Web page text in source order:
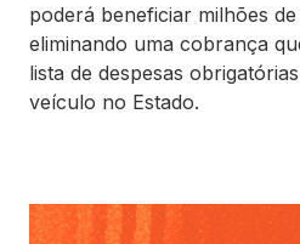
poderá beneficiar milhões
eliminando uma cobrança
lista de despesas
veículo no Estado.